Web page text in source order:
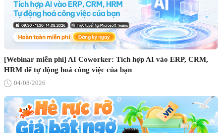
[Webinar miễn phí] AI Coworker: Tích hợp AI vào ERP, CRM,
HRM để tự động hoá công việc của bạn
04/08/2026